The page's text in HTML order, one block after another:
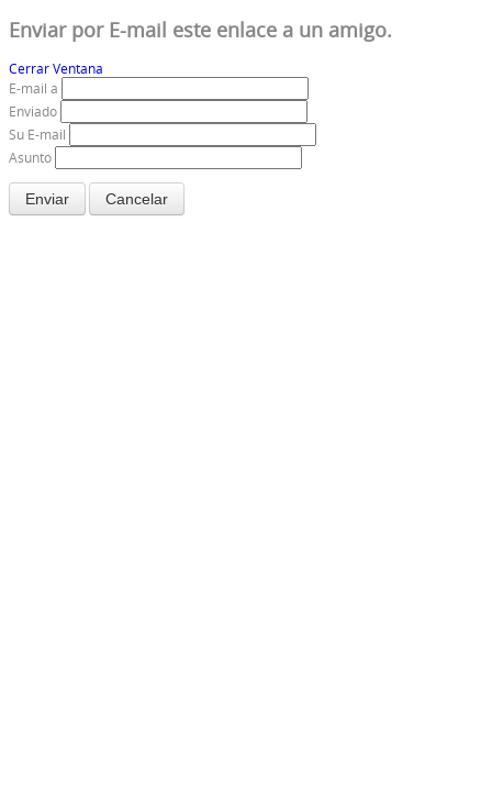
Enviar por E-mail este enlace a un amigo.
Cerrar Ventana
E-mail a
Enviado
Su E-mail
Asunto
Enviar Cancelar